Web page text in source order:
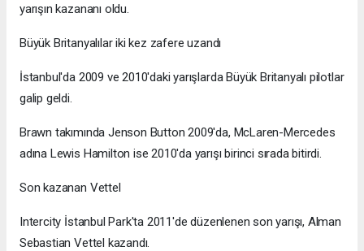
yarışın kazananı oldu.
Büyük Britanyalılar iki kez zafere uzandı
İstanbul'da 2009 ve 2010'daki yarışlarda Büyük Britanyalı pilotlar
galip geldi.
Brawn takımında Jenson Button 2009'da, McLaren-Mercedes
adına Lewis Hamilton ise 2010'da yarışı birinci sırada bitirdi.
Son kazanan Vettel
Intercity İstanbul Park'ta 2011'de düzenlenen son yarışı, Alman
Sebastian Vettel kazandı.